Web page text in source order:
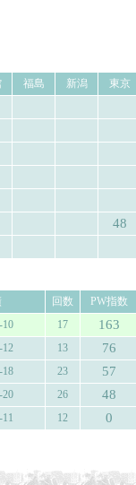
福島 新潟
東京
48
回数
PW指数
10 17 163
12 13 76
18 23 57
20 26 48
12 0